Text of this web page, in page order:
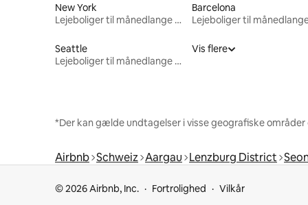
New York
Lejeboliger til månedlange ophold
Barcelona
Seattle
Lejeboliger til månedlange ophold
Vis flere
*Der kan gælde undtagelser i visse geografiske
Airbnb Schweiz Aargau Lenzburg District
© 2026 Airbnb, Inc. Fortrolighed Vilkår